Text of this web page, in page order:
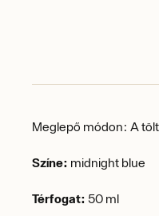
Meglepő módon: A
Színe: midnight blue
Térfogat: 50 ml